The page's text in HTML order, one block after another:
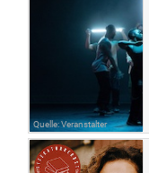
Quelle: Veranstalter